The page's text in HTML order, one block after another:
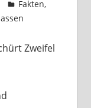
Fakten,
Zweifel